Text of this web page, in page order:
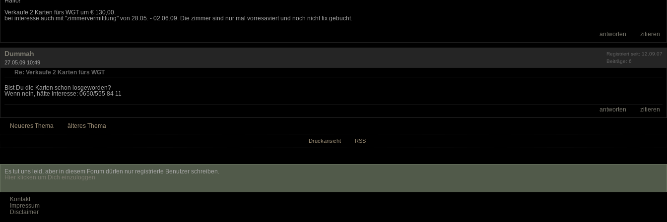
Verkaufe 2 Karten fürs WGT um € 130,00.
bei interesse auch mit "zimmervermittlung" von 28.05. - 02.06.09. Die zimmer sind nur mal vorresaviert und noch nicht fix gebucht.
antworten zitieren
Registriert seit: 12.09.07
Beiträge: 6
Dummah
27.05.09 10:49
Re: Verkaufe 2 Karten fürs WGT
Bist Du die Karten schon losgeworden?
Wenn nein, hätte Interesse: 0650/555 84 11
antworten zitieren
Neueres Thema älteres Thema
Druckansicht RSS
Es tut uns leid, aber in diesem Forum dürfen nur registrierte Benutzer schreiben.
Hier klicken um Dich einzuloggen
Kontakt
Impressum
Disclaimer